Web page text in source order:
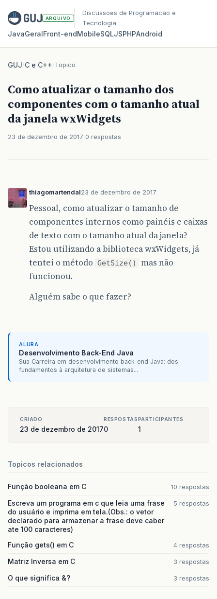
ARQUIVO
Discussoes de Programacao e
Tecnologia
JavaGeralFront‑endMobileSQLJSPHPAndroid
GUJ/C e C++/Topico
Como atualizar o tamanho dos
componentes com o tamanho atual
da janela wxWidgets
23 de dezembro de 2017 0 respostas
thiagomartendal23 de dezembro de 2017
Pessoal, como atualizar o tamanho de
componentes internos como painéis e caixas
de texto com o tamanho atual da janela?
Estou utilizando a biblioteca wxWidgets, já
tentei o método GetSize()
mas não
funcionou.
Alguém sabe o que fazer?
ALURA
Desenvolvimento Back-End Java
Sua Carreira em desenvolvimento back-end Java: dos
fundamentos à arquitetura de sistemas...
CRIADO
23 de dezembro de 2017
RESPOSTAS
0
PARTICIPANTES
1
Topicos relacionados
Função booleana em C 10 respostas
Escreva um programa em c que leia uma frase
do usuário e imprima em tela.(Obs.: o vetor
declarado para armazenar a frase deve caber
ate 100 caracteres)
5 respostas
Função gets() em C 4 respostas
Matriz Inversa em C 3 respostas
O que significa &? 3 respostas